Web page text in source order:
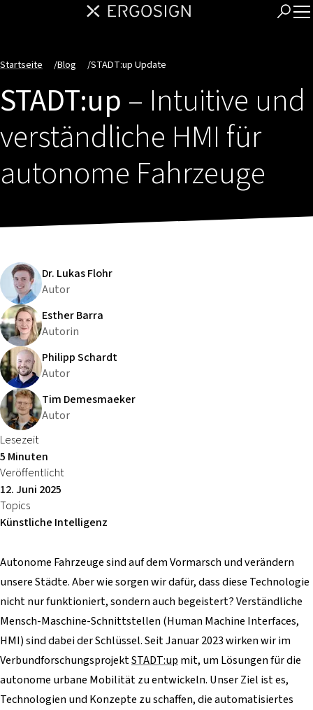
Startseite /Blog /STADT:up Update
STADT:up – Intuitive und
verständliche HMI für
autonome Fahrzeuge
Dr. Lukas Flohr
Autor
Esther Barra
Autorin
Philipp Schardt
Autor
Tim Demesmaeker
Autor
Lesezeit
5 Minuten
Veröffentlicht
12. Juni 2025
Topics
Künstliche Intelligenz
Autonome Fahrzeuge sind auf dem Vormarsch und verändern
unsere Städte. Aber wie sorgen wir dafür, dass diese Technologie
nicht nur funktioniert, sondern auch begeistert? Verständliche
Mensch-Maschine-Schnittstellen (Human Machine Interfaces,
HMI) sind dabei der Schlüssel. Seit Januar 2023 wirken wir im
VerbundforschungsprojektSTADT:up mit, um Lösungen für die
autonome urbane Mobilität zu entwickeln. Unser Ziel ist es,
Technologien und Konzepte zu schaffen, die automatisiertes